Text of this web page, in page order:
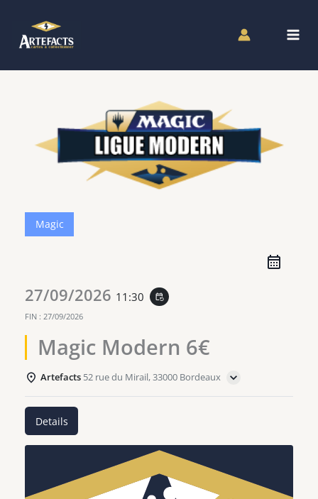
contenu
Magic
27/09/2026 11:30 event_repeat
FIN : 27/09/2026
Magic Modern 6€
Artefacts 52 rue du Mirail, 33000 Bordeaux
Details